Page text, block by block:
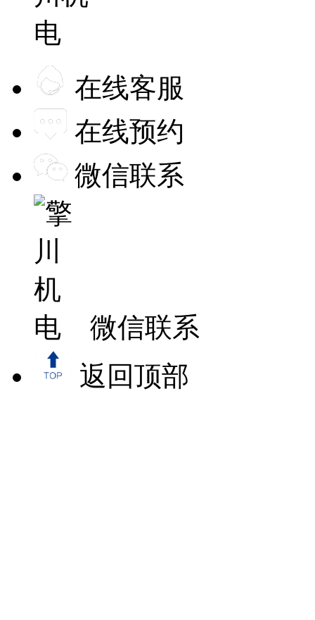
在线客服
在线预约
微信联系
微信联系
返回顶部